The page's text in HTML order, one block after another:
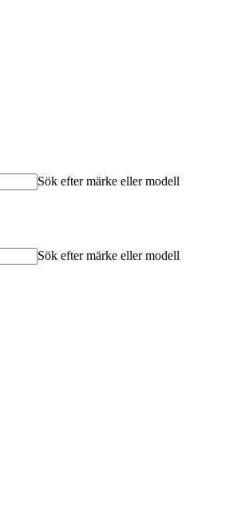
Sök efter märke eller modell
Sök efter märke eller modell